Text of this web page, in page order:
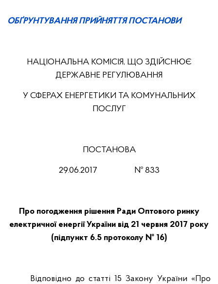
ОБҐРУНТУВАННЯ ПРИЙНЯТТЯ ПОСТАНОВИ
НАЦІОНАЛЬНА КОМІСІЯ, ЩО ЗДІЙСНЮЄ
ДЕРЖАВНЕ РЕГУЛЮВАННЯ
У СФЕРАХ ЕНЕРГЕТИКИ ТА КОМУНАЛЬНИХ
ПОСЛУГ
ПОСТАНОВА
29.06.2017 № 833
Про погодження рішення Ради Оптового ринку
електричної енергії України від 21 червня 2017 року
(підпункт 6.5 протоколу № 16)
Відповідно до статті 15 Закону України «Про